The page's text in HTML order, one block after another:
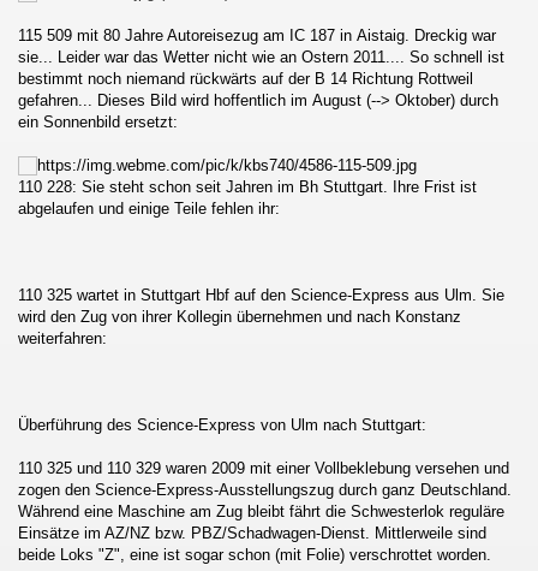
115 509 mit 80 Jahre Autoreisezug am IC 187 in Aistaig. Dreckig war
sie... Leider war das Wetter nicht wie an Ostern 2011.... So schnell ist
bestimmt noch niemand rückwärts auf der B 14 Richtung Rottweil
gefahren... Dieses Bild wird hoffentlich im August (--> Oktober) durch
ein Sonnenbild ersetzt:
110 228: Sie steht schon seit Jahren im Bh Stuttgart. Ihre Frist ist
abgelaufen und einige Teile fehlen ihr:
110 325 wartet in Stuttgart Hbf auf den Science-Express aus Ulm. Sie
wird den Zug von ihrer Kollegin übernehmen und nach Konstanz
weiterfahren:
Überführung des Science-Express von Ulm nach Stuttgart:
110 325 und 110 329 waren 2009 mit einer Vollbeklebung versehen und
zogen den Science-Express-Ausstellungszug durch ganz Deutschland.
Während eine Maschine am Zug bleibt fährt die Schwesterlok reguläre
Einsätze im AZ/NZ bzw. PBZ/Schadwagen-Dienst. Mittlerweile sind
beide Loks "Z", eine ist sogar schon (mit Folie) verschrottet worden.
- Děčín und zurück
Niebüll
:-D